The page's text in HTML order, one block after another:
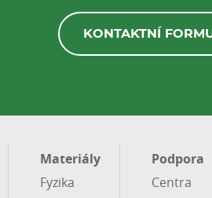
KONTAKTNÍ
Materiály
Fyzika
Podpora
Centra